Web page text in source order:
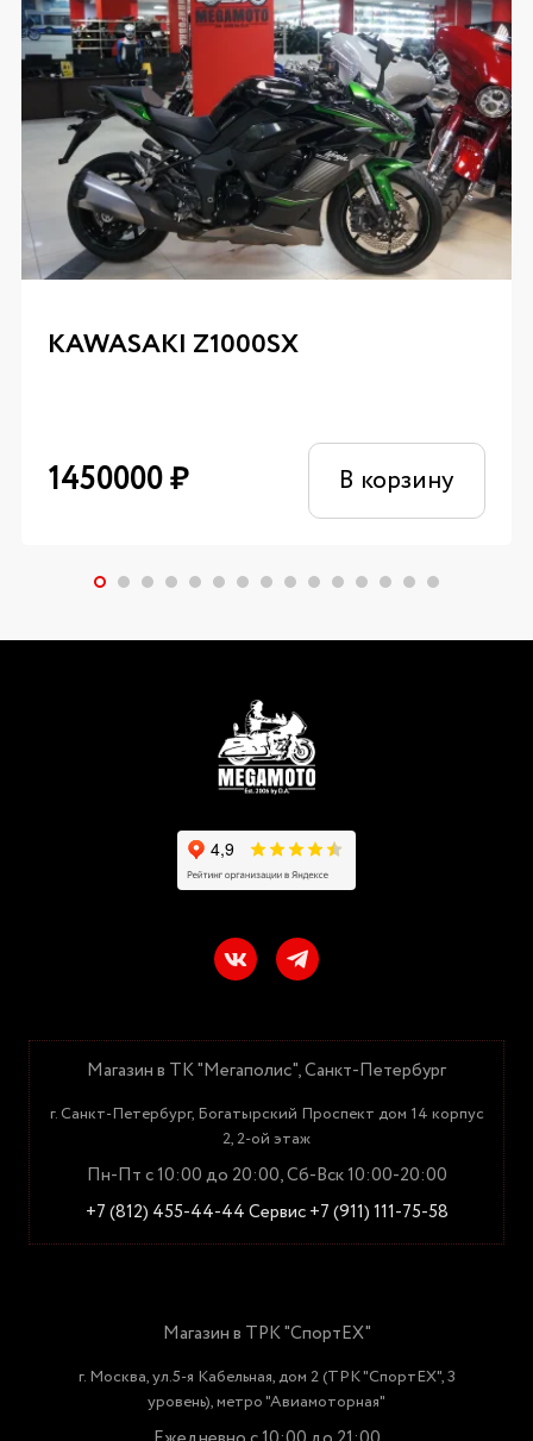
KAWASAKI Z1000SX
1450000₽ В корзину
Магазин в ТК "Мегаполис", Санкт-Петербург
г. Санкт-Петербург, Богатырский Проспект дом 14 корпус
2, 2-ой этаж
Пн-Пт с 10:00 до 20:00, Сб-Вск 10:00-20:00
+7 (812) 455-44-44Сервис +7 (911) 111-75-58
Магазин в ТРК "СпортЕХ"
г. Москва, ул.5-я Кабельная, дом 2 (ТРК "СпортЕХ", 3
уровень), метро "Авиамоторная"